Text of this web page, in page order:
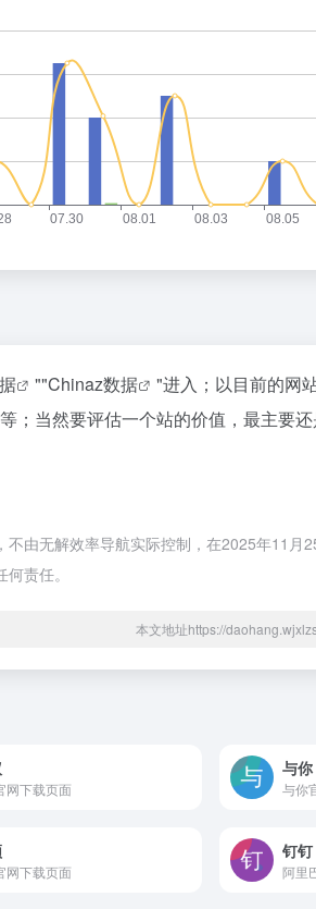
""Chinaz数据
"进入；以目前的网
；当然要评估一个站的价值，最主要
由无解效率导航实际控制，在2025年11月
责任。
本文地址https://
网下载页面
与你
与你
网下载页面
钉钉
阿里